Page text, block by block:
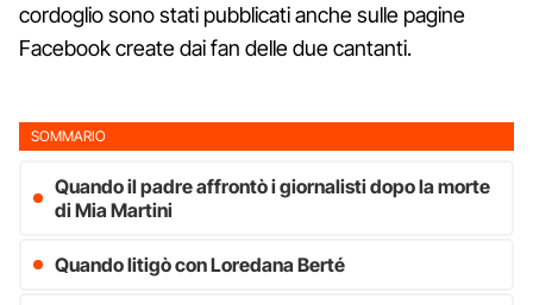
cordoglio sono stati pubblicati anche sulle pagine
Facebook create dai fan delle due cantanti.
SOMMARIO
Quando il padre affrontò i giornalisti dopo la morte
di Mia Martini
Quando litigò con Loredana Berté